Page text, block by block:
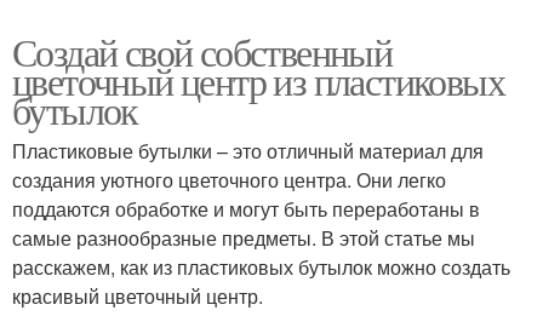
Создай свой собственный
цветочный центр из пластиковых
бутылок
Пластиковые бутылки – это отличный материал для
создания уютного цветочного центра. Они легко
поддаются обработке и могут быть переработаны в
самые разнообразные предметы. В этой статье мы
расскажем, как из пластиковых бутылок можно создать
красивый цветочный центр.